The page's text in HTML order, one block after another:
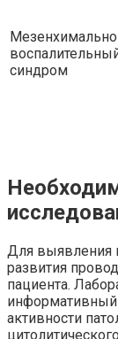
синдром
Для выявления
развития
пациента.
информативный
активности